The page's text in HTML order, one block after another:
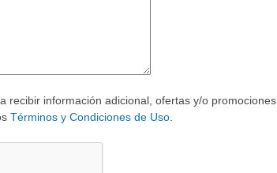
información adicional, ofertas y/o promociones.
Términos y Condiciones de Uso.